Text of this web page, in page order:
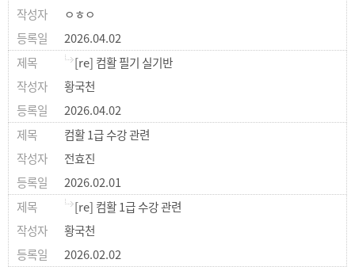
ㅇㅎㅇ
2026.04.02
[re] 컴활 필기 실기반
황국천
2026.04.02
컴활 1급 수강 관련
전효진
2026.02.01
[re] 컴활 1급 수강 관련
황국천
2026.02.02